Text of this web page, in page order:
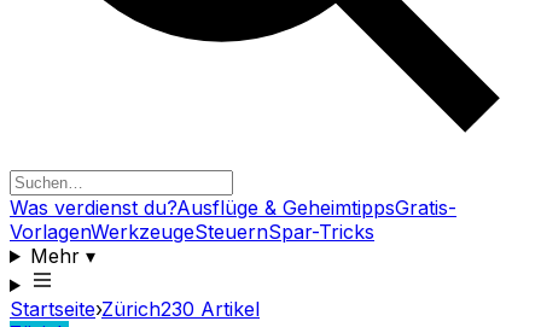
Was verdienst du?Ausflüge & GeheimtippsGratis-
VorlagenWerkzeugeSteuernSpar-Tricks
Mehr▾
Startseite›Zürich230 Artikel